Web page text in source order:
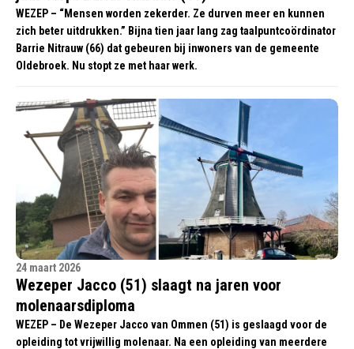
WEZEP – “Mensen worden zekerder. Ze durven meer en kunnen
zich beter uitdrukken.” Bijna tien jaar lang zag taalpuntcoördinator
Barrie Nitrauw (66) dat gebeuren bij inwoners van de gemeente
Oldebroek. Nu stopt ze met haar werk.
24 maart 2026
Wezeper Jacco (51) slaagt na jaren voor
molenaarsdiploma
WEZEP – De Wezeper Jacco van Ommen (51) is geslaagd voor de
opleiding tot vrijwillig molenaar. Na een opleiding van meerdere